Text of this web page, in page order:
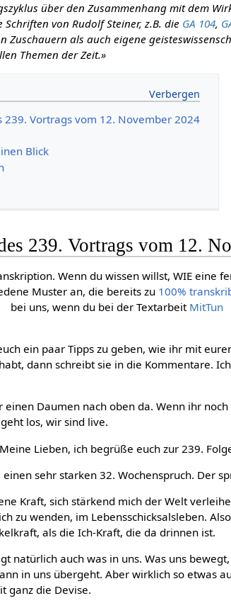
über den Zusammenhang mit dem
von Rudolf Steiner, z.B. die GA 104,
Zuschauern als auch eigene
Themen der Zeit.»
239. Vortrags vom 12. November 2024
Blick
239. Vortrags vom 12.
Wenn du wissen willst, WIE eine
Muster an, die bereits zu 100%
bei uns, wenn du bei der Textarbeit MitTun
ein paar Tipps zu geben, wie ihr mit
dann schreibt sie in die Kommentare.
einen Daumen nach oben da. Wenn ihr
los, wir sind live.
Lieben, ich begrüße euch zur 239.
sehr starken 32. Wochenspruch. Der
Kraft, sich stärkend mich der Welt
zu wenden, im Lebensschicksalsleben.
als die Ich-Kraft, die da drinnen ist.
natürlich auch was in uns. Was uns
in uns übergeht. Aber wirklich so etwas
ganz die Devise.